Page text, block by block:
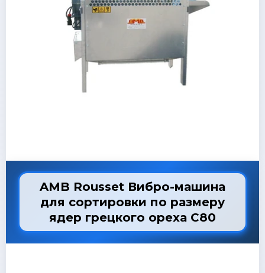
AMB Rousset Вибро-машина
для сортировки по размеру
ядер грецкого ореха C80